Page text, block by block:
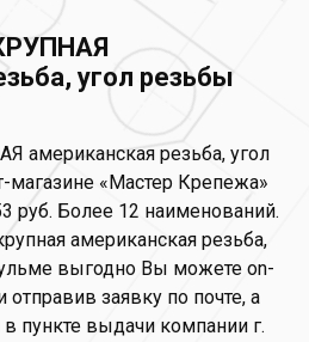
угол резьбы
американская резьба, угол
магазине «Мастер Крепежа»
руб. Более 12 наименований.
американская резьба,
выгодно Вы можете on-
заявку по почте, а
пункте выдачи компании г.